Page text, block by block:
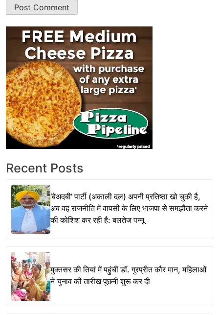
Recent Posts
‘बेअदबी’ पार्टी (अकाली दल) अपनी प्रतिष्ठा खो चुकी है,
अब वह राजनीति में वापसी के लिए भाजपा से समझौता करने
की कोशिश कर रही है: बलतेज पन्नू
मुक्तसर की तियां में पहुंचीं डॉ. गुरप्रीत कौर मान, महिलाओं
ने चुनाव की तारीख पूछनी शुरू कर दी